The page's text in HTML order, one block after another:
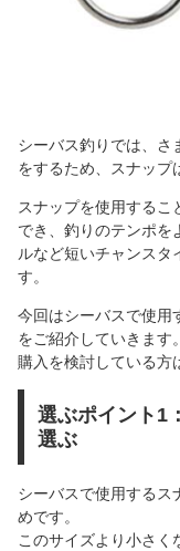
シーバス釣りでは、さ
をするため、スナップ
スナップを使用するこ
でき、釣りのテンポを
ルなど短いチャンスタ
す。
今回はシーバスで使用
をご紹介していきます。
購入を検討している方
選ぶポイント1
選ぶ
シーバスで使用するス
めです。
このサイズより小さく